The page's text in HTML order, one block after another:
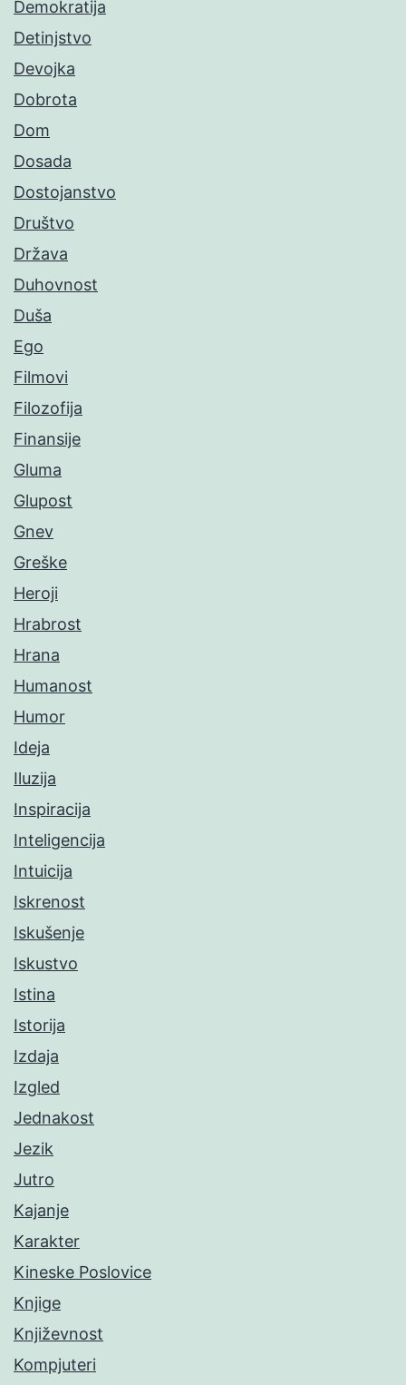
Demokratija
Detinjstvo
Devojka
Dobrota
Dom
Dosada
Dostojanstvo
Društvo
Država
Duhovnost
Duša
Ego
Filmovi
Filozofija
Finansije
Gluma
Glupost
Gnev
Greške
Heroji
Hrabrost
Hrana
Humanost
Humor
Ideja
Iluzija
Inspiracija
Inteligencija
Intuicija
Iskrenost
Iskušenje
Iskustvo
Istina
Istorija
Izdaja
Izgled
Jednakost
Jezik
Jutro
Kajanje
Karakter
Kineske Poslovice
Knjige
Književnost
Kompjuteri